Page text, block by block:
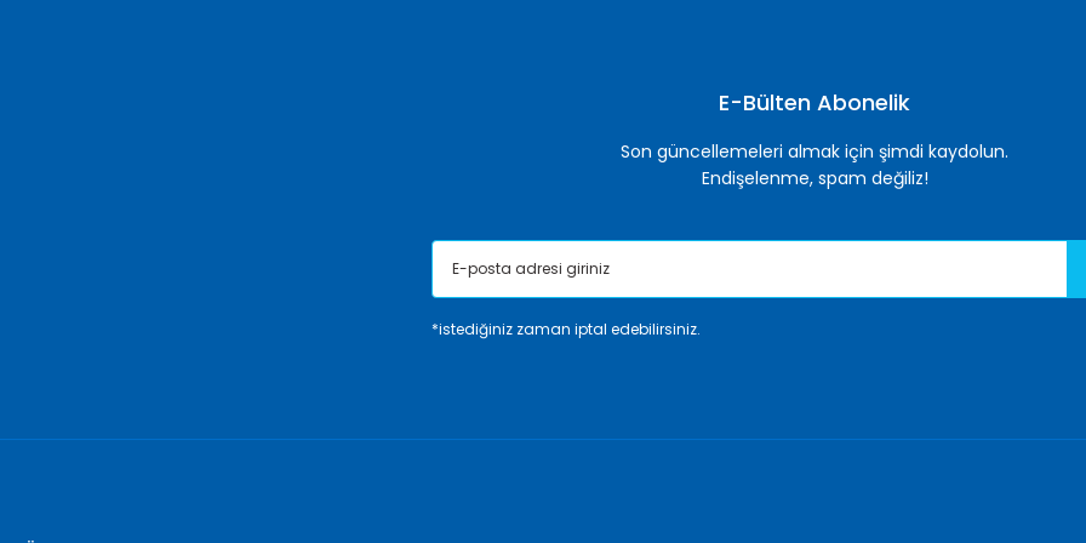
E-Bülten Abonelik
Son güncellemeleri almak için şimdi kaydolun.
Endişelenme, spam değiliz!
*istediğiniz zaman iptal edebilirsiniz.